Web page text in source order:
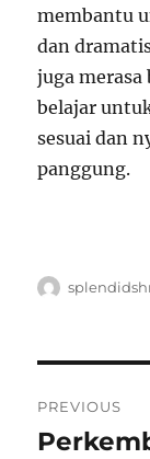
membantu
dan
juga merasa
belajar
sesuai dan
panggung.
Author
pos
PREVIOUS
Previous